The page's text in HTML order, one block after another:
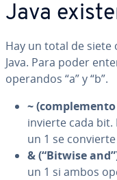
Java
Hay un total de
Java. Para poder
operandos “a” y “b”.
~
invierte cada bit.
un 1 se
& (“Bitwise
un 1 si ambos